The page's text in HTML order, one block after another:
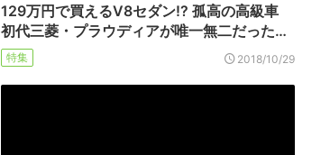
129万円で買えるV8セダン!? 孤高の高級車
初代三菱・プラウディアが唯一無二だった…
特集 2018/10/29